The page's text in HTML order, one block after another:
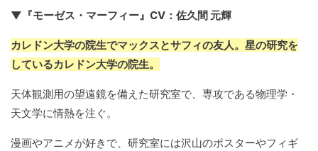
▼『モーゼス・マーフィー』CV：佐久間 元輝
カレドン大学の院生でマックスとサフィの友人。星の研究を
しているカレドン大学の院生。
天体観測用の望遠鏡を備えた研究室で、専攻である物理学・
天文学に情熱を注ぐ。
漫画やアニメが好きで、研究室には沢山のポスターやフィギ